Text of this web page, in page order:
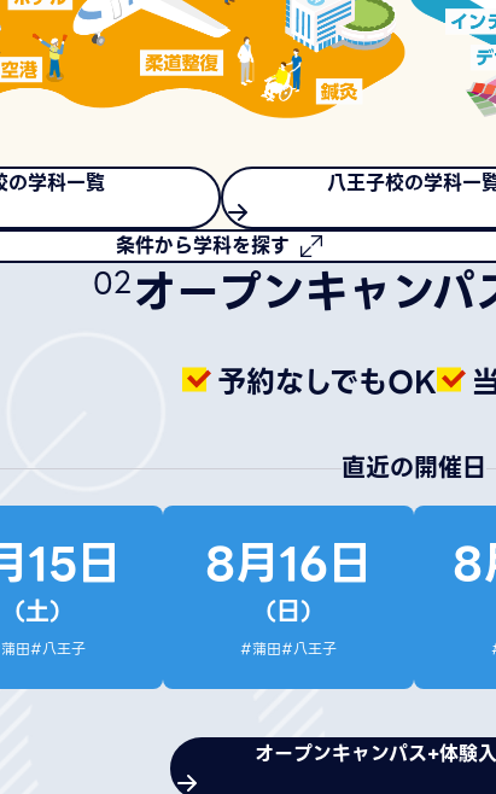
の学科一覧 八王子校の学科一
条件から学科を探す
02オープンキャンパ
予約なしでもOK
直近の開催日
15日
（土）
田#八王子
8月16日
（日）
#蒲田#八王子
8
オープンキャンパス+体験